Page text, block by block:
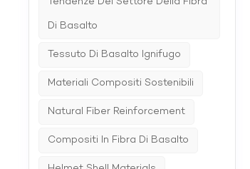
Di Basalto
Tessuto Di Basalto Ignifugo
Materiali Compositi Sostenibili
Natural Fiber Reinforcement
Compositi In Fibra Di Basalto